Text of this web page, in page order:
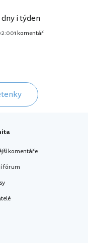
i týden
1 komentář
komentáře
fórum